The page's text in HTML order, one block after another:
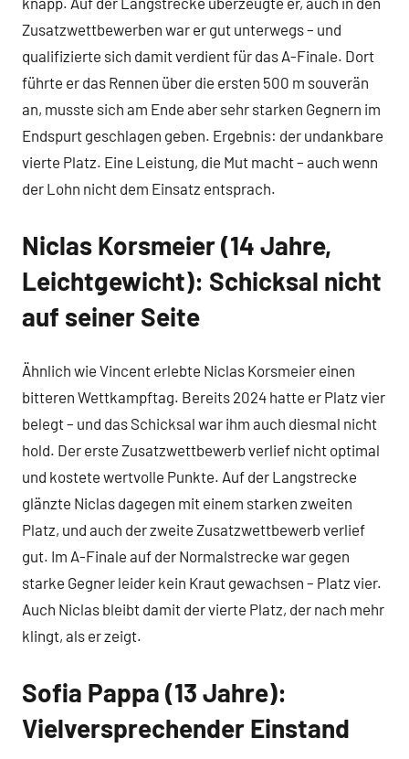
Zusatzwettbewerben war er gut unterwegs – und
qualifizierte sich damit verdient für das A-Finale. Dort
führte er das Rennen über die ersten 500 m souverän
an, musste sich am Ende aber sehr starken Gegnern im
Endspurt geschlagen geben. Ergebnis: der undankbare
vierte Platz. Eine Leistung, die Mut macht – auch wenn
der Lohn nicht dem Einsatz entsprach.
Niclas Korsmeier (14 Jahre,
Leichtgewicht): Schicksal nicht
auf seiner Seite
Ähnlich wie Vincent erlebte Niclas Korsmeier einen
bitteren Wettkampftag. Bereits 2024 hatte er Platz vier
belegt – und das Schicksal war ihm auch diesmal nicht
hold. Der erste Zusatzwettbewerb verlief nicht optimal
und kostete wertvolle Punkte. Auf der Langstrecke
glänzte Niclas dagegen mit einem starken zweiten
Platz, und auch der zweite Zusatzwettbewerb verlief
gut. Im A-Finale auf der Normalstrecke war gegen
starke Gegner leider kein Kraut gewachsen – Platz vier.
Auch Niclas bleibt damit der vierte Platz, der nach mehr
klingt, als er zeigt.
Sofia Pappa (13 Jahre):
Vielversprechender Einstand